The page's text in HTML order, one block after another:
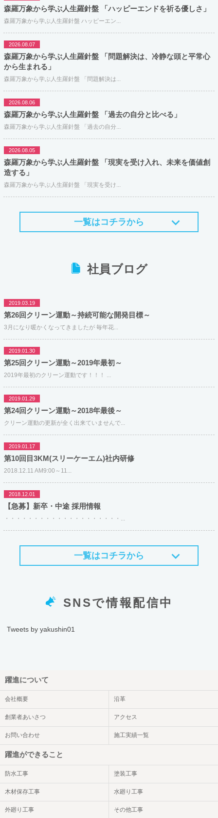
森羅万象から学ぶ人生羅針盤 「ハッピーエンドを祈る優しさ」
森羅万象から学ぶ人生羅針盤 ハッピーエン...
2026.08.07
森羅万象から学ぶ人生羅針盤 「問題解決は、冷静な頭と平常心
から生まれる」
森羅万象から学ぶ人生羅針盤 「問題解決は...
2026.08.06
森羅万象から学ぶ人生羅針盤 「過去の自分と比べる」
森羅万象から学ぶ人生羅針盤 「過去の自分...
2026.08.05
森羅万象から学ぶ人生羅針盤 「現実を受け入れ、未来を価値創
造する」
森羅万象から学ぶ人生羅針盤 「現実を受け...
一覧はコチラから
社員ブログ
2019.03.19
第26回クリーン運動～持続可能な開発目標～
3月になり暖かくなってきましたが 毎年花...
2019.01.30
第25回クリーン運動～2019年最初～
2019年最初のクリーン運動です！！！ ...
2019.01.29
第24回クリーン運動～2018年最後～
クリーン運動の更新が全く出来ていませんで...
2019.01.17
第10回目3KM(スリーケーエム)社内研修
2018.12.11 AM9:00～11...
2018.12.01
【急募】新卒・中途 採用情報
・・・・・・・・・・・・・・・・・・・・...
一覧はコチラから
SNSで情報配信中
Tweets by yakushin01
躍進について
会社概要 沿革
創業者あいさつ アクセス
お問い合わせ 施工実績一覧
躍進ができること
防水工事 塗装工事
木材保存工事 水廻り工事
外廻り工事 その他工事